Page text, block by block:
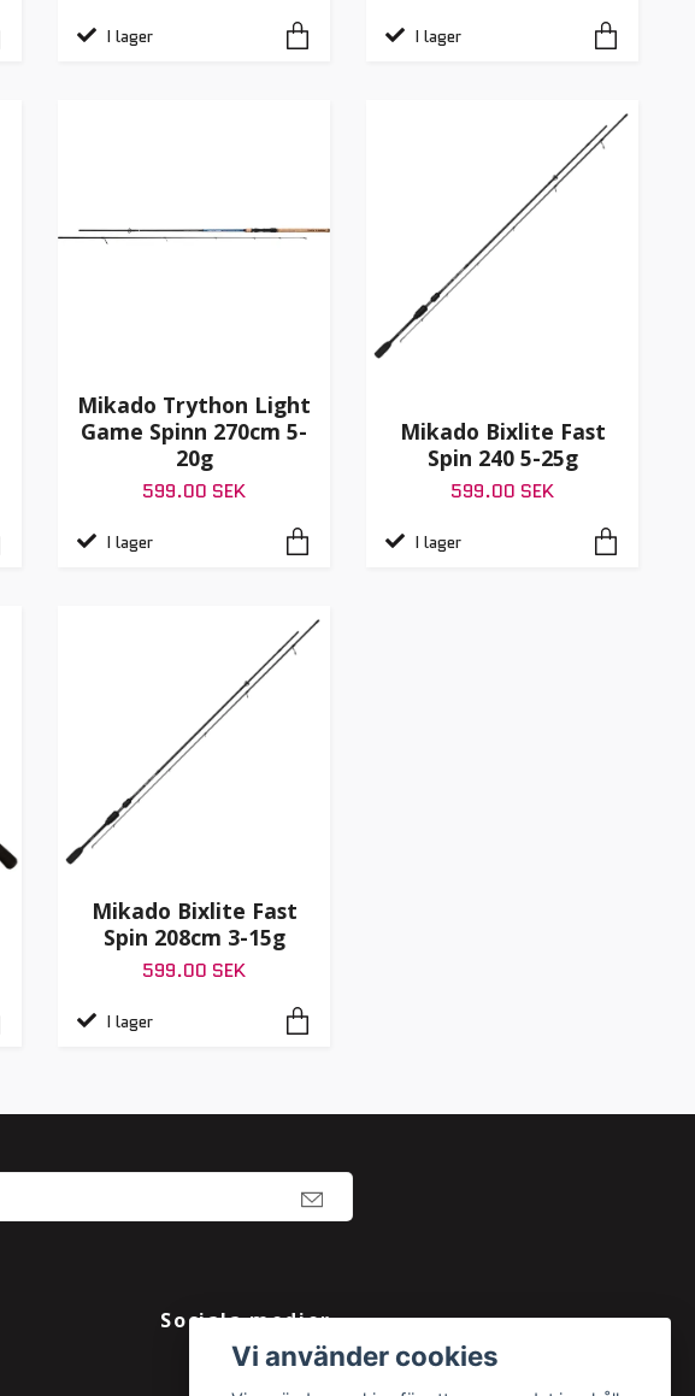
I lager I lager
Mikado Trython Light
Game Spinn 270cm 5-
20g
599.00 SEK
I lager
Mikado Bixlite Fast
Spin 240 5-25g
599.00 SEK
I lager
Mikado Bixlite Fast
Spin 208cm 3-15g
599.00 SEK
I lager
Sociala medier
Vi använder cookies